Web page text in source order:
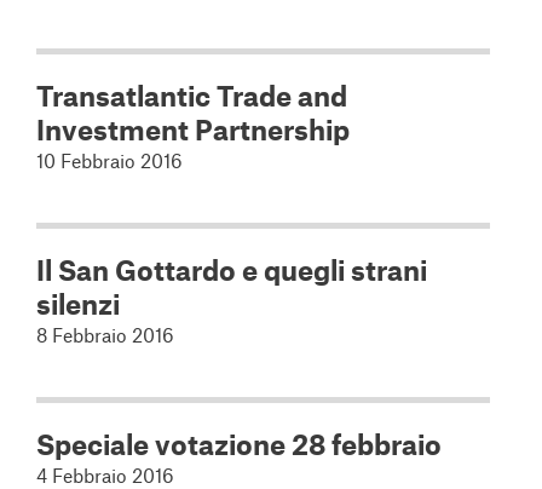
Transatlantic Trade and
Investment Partnership
10 Febbraio 2016
Il San Gottardo e quegli strani
silenzi
8 Febbraio 2016
Speciale votazione 28 febbraio
4 Febbraio 2016